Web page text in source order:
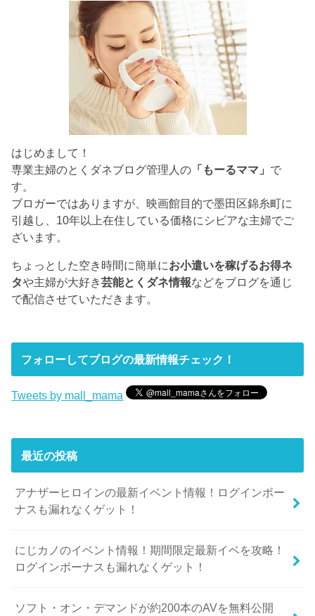
はじめまして！
専業主婦のとくダネブログ管理人の 「もーるママ」 で
す。
ブロガーではありますが、映画館目的で墨田区錦糸町に
引越し、10年以上在住している価格にシビアな主婦でご
ざいます。
ちょっとした空き時間に簡単にお小遣いを稼げるお得ネ
タや主婦が大好き芸能とくダネ情報などをブログを通じ
で配信させていただきます。
フォローしてブログの最新情報チェック！
Tweets by mall_mama
最近の投稿
アナザーヒロインの最新イベント情報！ログインボー
ナスも漏れなくゲット！
にじカノのイベント情報！期間限定最新イベを攻略！
ログインボーナスも漏れなくゲット！
ソフト・オン・デマンドが約200本のAVを無料公開